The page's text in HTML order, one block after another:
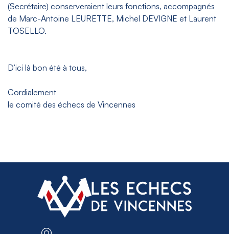
(Secrétaire) conserveraient leurs fonctions, accompagnés
de Marc-Antoine LEURETTE, Michel DEVIGNE et Laurent
TOSELLO.
D’ici là bon été à tous,
Cordialement
le comité des échecs de Vincennes